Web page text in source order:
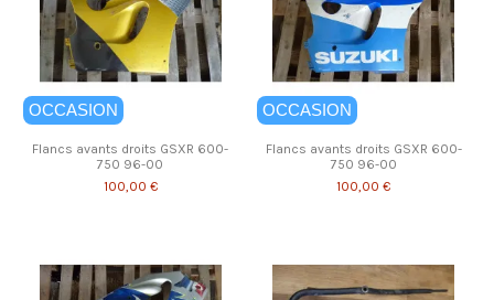
OCCASION
Flancs avants droits GSXR 600-
750 96-00
100,00 €
OCCASION
Flancs avants droits GSXR 600-
750 96-00
100,00 €